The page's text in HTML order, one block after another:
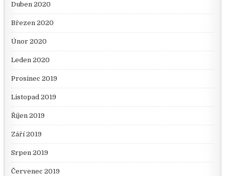
Duben 2020
Březen 2020
Únor 2020
Leden 2020
Prosinec 2019
Listopad 2019
Říjen 2019
Září 2019
Srpen 2019
Červenec 2019